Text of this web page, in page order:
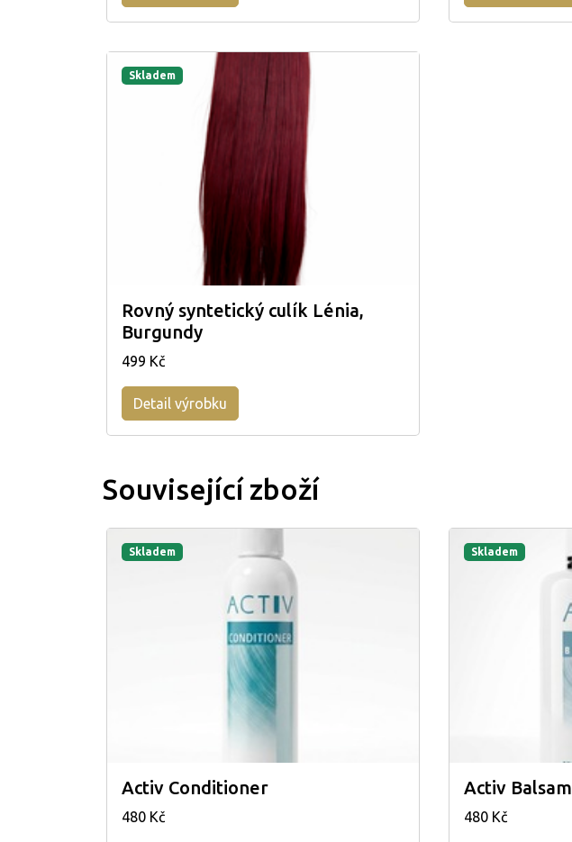
Skladem
Rovný syntetický culík Lénia,
Burgundy
499 Kč
Detail výrobku
Související zboží
Skladem
Activ Conditioner
480 Kč
Skladem
Activ Balsam
480 Kč